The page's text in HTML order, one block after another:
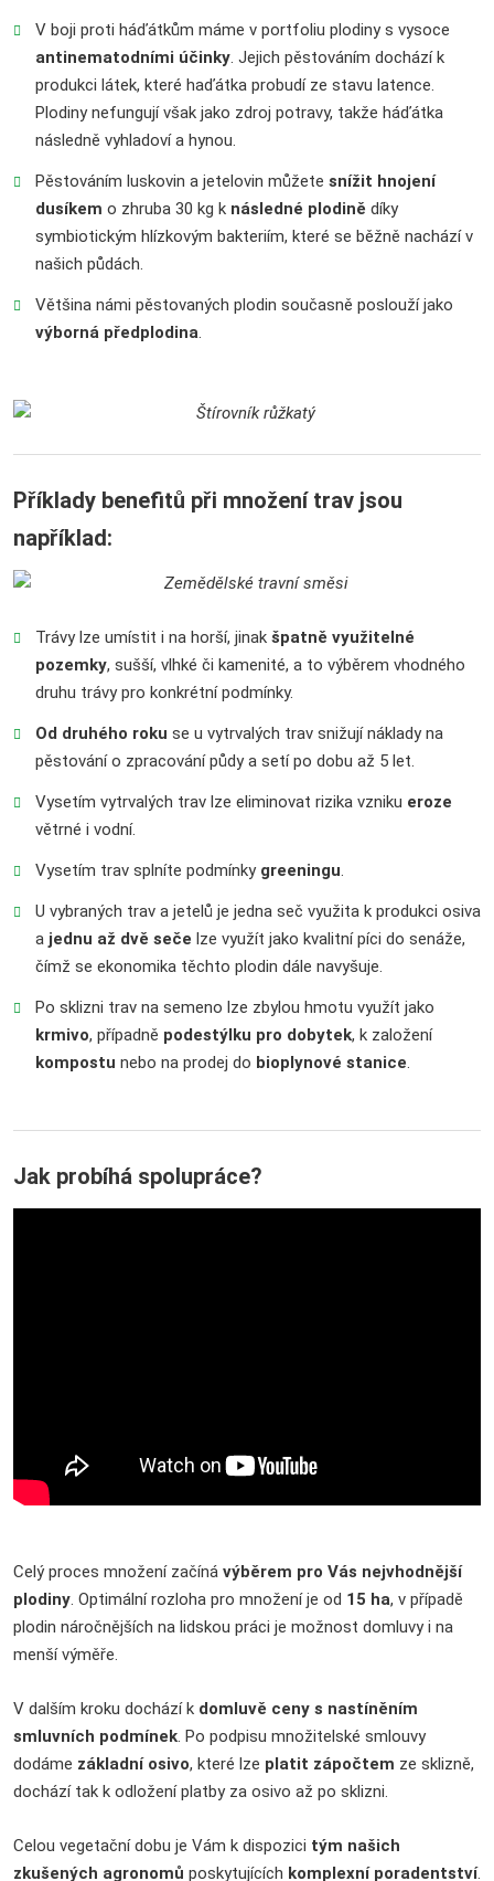
V boji proti háďátkům máme v portfoliu plodiny s vysoce
antinematodními účinky. Jejich pěstováním dochází k
produkci látek, které haďátka probudí ze stavu latence.
Plodiny nefungují však jako zdroj potravy, takže háďátka
následně vyhladoví a hynou.
Pěstováním luskovin a jetelovin můžete snížit hnojení
dusíkem o zhruba 30 kg k následné plodině díky
symbiotickým hlízkovým bakteriím, které se běžně nachází v
našich půdách.
Většina námi pěstovaných plodin současně poslouží jako
výborná předplodina.
Příklady benefitů při množení trav jsou
například:
Trávy lze umístit i na horší, jinakšpatně využitelné
pozemky, sušší, vlhké či kamenité, a to výběrem vhodného
druhu trávy pro konkrétní podmínky.
Od druhého roku se u vytrvalých trav snižují náklady na
pěstování o zpracování půdy a setí po dobu až 5 let.
Vysetím vytrvalých trav lze eliminovat rizika vzniku eroze
větrné i vodní.
Vysetím trav splníte podmínky greeningu.
U vybraných trav a jetelů je jedna seč využita k produkci osiva
ajednu až dvě seče lze využít jako kvalitní píci do senáže,
čímž se ekonomika těchto plodin dále navyšuje.
Po sklizni trav na semeno lze zbylou hmotu využít jako
krmivo, případně podestýlku pro dobytek, k založení
kompostu nebo na prodej do bioplynové stanice.
Jak probíhá spolupráce?
Celý proces množení začíná výběrem pro Vás nejvhodnější
plodiny . Optimální rozloha pro množení je od 15 ha, v případě
plodin náročnějších na lidskou práci je možnost domluvy i na
menší výměře.
V dalším kroku dochází k domluvě ceny s nastíněním
smluvních podmínek . Po podpisu množitelské smlouvy
dodáme základní osivo, které lze platit zápočtem ze sklizně,
dochází tak k odložení platby za osivo až po sklizni.
Celou vegetační dobu je Vám k dispozici tým našich
zkušených agronomů poskytujících komplexní poradentství.